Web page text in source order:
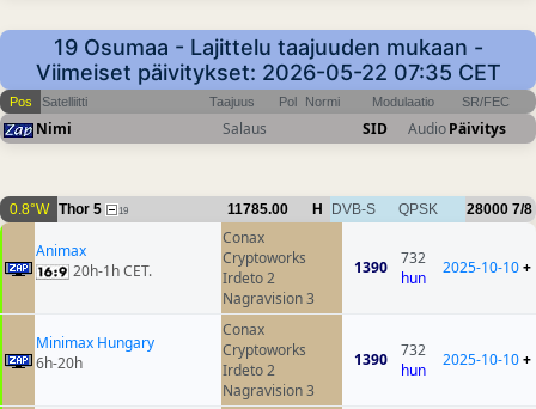
19 Osumaa - Lajittelu taajuuden mukaan -
Viimeiset päivitykset: 2026-05-22 07:35 CET
Pos Satelliitti Taajuus Pol Normi Modulaatio SR/FEC
Nimi Salaus SID AudioPäivitys
0.8°W Thor 5 19 11785.00 H DVB-S QPSK 28000 7/8
Animax
20h-1h CET.
Conax
Cryptoworks
Irdeto 2
Nagravision 3
1390
732
hun
2025-10-10+
Minimax Hungary
6h-20h
Conax
Cryptoworks
Irdeto 2
Nagravision 3
1390
732
hun
2025-10-10+